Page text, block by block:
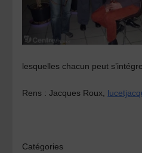
lesquelles chacun peut
Rens : Jacques Roux,
Catégories